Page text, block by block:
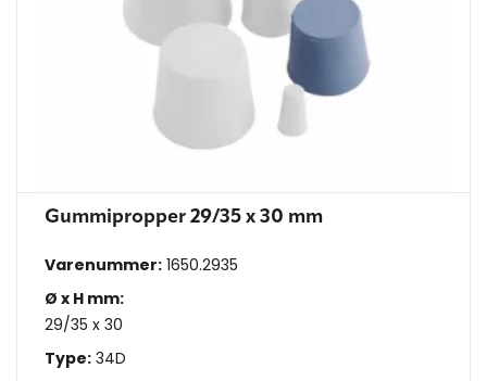
Gummipropper 29/35 x 30 mm
Varenummer: 1650.2935
Ø x H mm:
29/35 x 30
Type: 34D